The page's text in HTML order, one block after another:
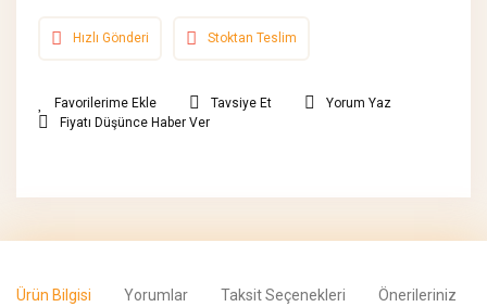
Hızlı Gönderi Stoktan Teslim
Tavsiye Et
Yorum Yaz
Fiyatı Düşünce Haber Ver
Ürün Bilgisi Yorumlar Taksit Seçenekleri Önerileriniz